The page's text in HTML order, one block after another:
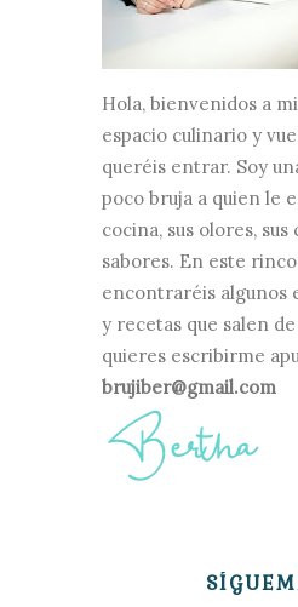
Hola, bienvenidos a
espacio culinario y
queréis entrar. Soy
poco bruja a quien le
cocina, sus olores, sus
sabores. En este
encontraréis algunos
y recetas que salen
quieres escribirme
brujiber@gmail.com